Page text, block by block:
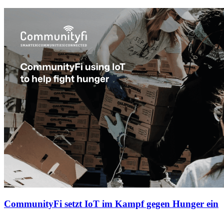
CommunityFi setzt IoT im Kampf gegen Hunger ein